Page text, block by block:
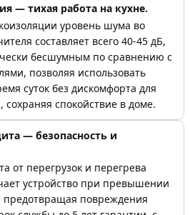
— тихая работа на кухне.
уровень шума во
составляет всего 40-45 дБ,
бесшумным по сравнению с
позволяя использовать
суток без дискомфорта для
сохраняя спокойствие в доме.
— безопасность и
от перегрузок и перегрева
устройство при превышении
предотвращая повреждения